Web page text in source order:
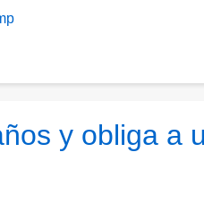
y obliga a